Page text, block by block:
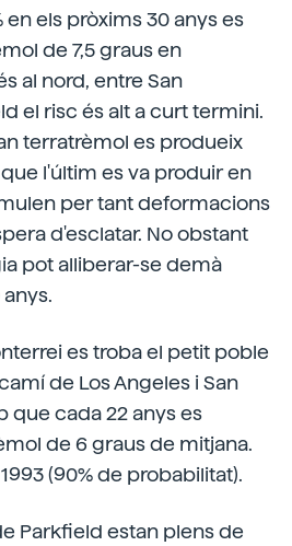
els pròxims 30 anys es
de 7,5 graus en
al nord, entre San
el risc és alt a curt termini.
terratrèmol es produeix
que l'últim es va produir en
per tant deformacions
d'esclatar. No obstant
pot alliberar-se demà
es troba el petit poble
de Los Angeles i San
que cada 22 anys es
de 6 graus de mitjana.
(90% de probabilitat).
Parkfield estan plens de